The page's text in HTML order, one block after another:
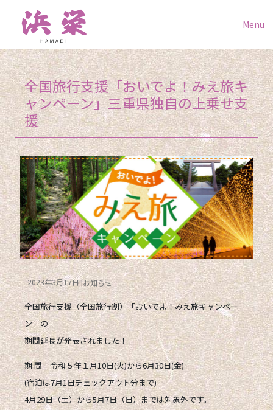
Menu
全国旅行支援「おいでよ！みえ旅キ
ャンペーン」三重県独自の上乗せ支
援
2023年3月17日 お知らせ
全国旅行支援（全国旅行割）「おいでよ！みえ旅キャンペー
ン」の
期間延長が発表されました！
期 間 令和５年１月10日(火)から6月30日(金)
(宿泊は7月1日チェックアウト分まで)
4月29日（土）から5月7日（日）までは対象外です。